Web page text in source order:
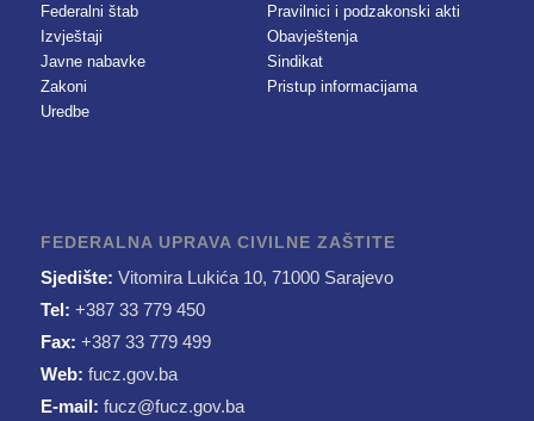
Federalni štab
Izvještaji
Javne nabavke
Zakoni
Uredbe
Pravilnici i podzakonski akti
Obavještenja
Sindikat
Pristup informacijama
FEDERALNA UPRAVA CIVILNE ZAŠTITE
Sjedište: Vitomira Lukića 10, 71000 Sarajevo
Tel: +387 33 779 450
Fax: +387 33 779 499
Web: fucz.gov.ba
E-mail: fucz@fucz.gov.ba